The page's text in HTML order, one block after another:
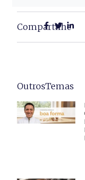
Compartilhe
OutrosTemas